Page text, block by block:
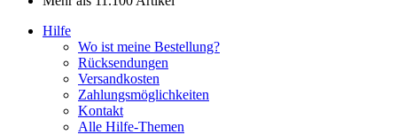
Hilfe
Wo ist meine Bestellung?
Rücksendungen
Versandkosten
Zahlungsmöglichkeiten
Kontakt
Alle Hilfe-Themen